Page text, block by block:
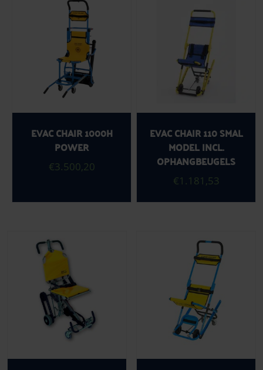
EVAC CHAIR 1000H
POWER
€3.500,20
EVAC CHAIR 110 SMAL
MODEL INCL.
OPHANGBEUGELS
€1.181,53